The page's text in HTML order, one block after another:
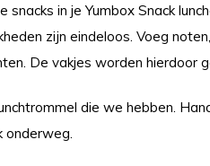
snacks in je Yumbox Snack
zijn eindeloos. Voeg
De vakjes worden hierdoor
die we hebben.
onderweg.